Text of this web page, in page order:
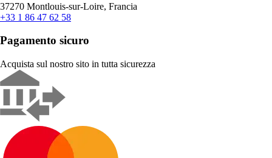
37270 Montlouis-sur-Loire, Francia
+33 1 86 47 62 58
Pagamento sicuro
Acquista sul nostro sito in tutta sicurezza